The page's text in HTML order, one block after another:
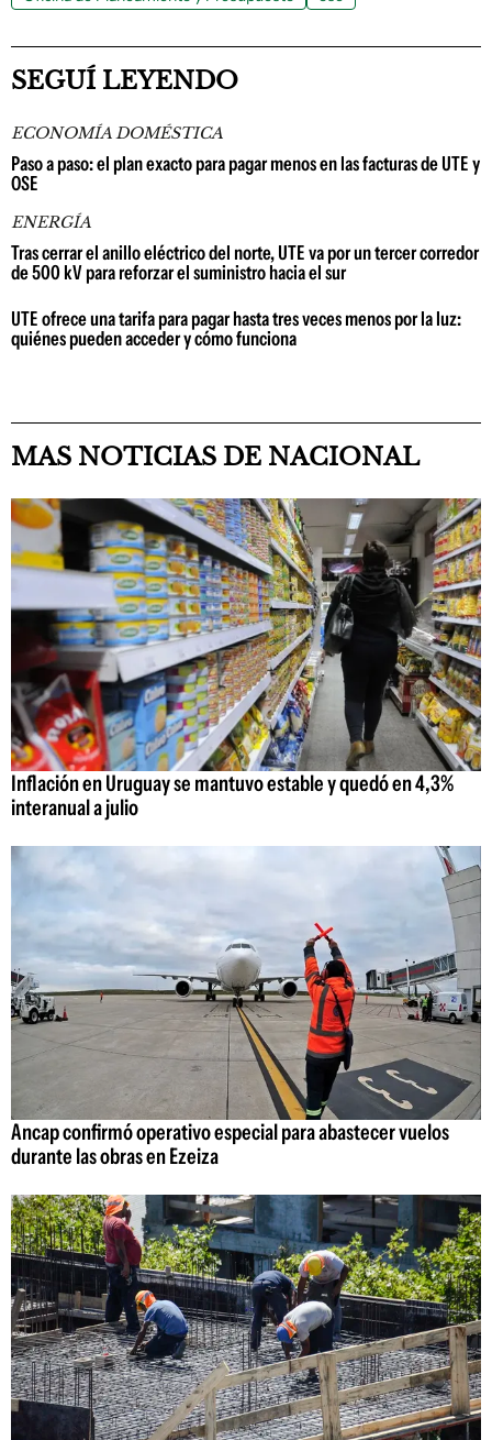
SEGUÍ LEYENDO
ECONOMÍA DOMÉSTICA
Paso a paso: el plan exacto para pagar menos en las facturas de UTE y
OSE
ENERGÍA
Tras cerrar el anillo eléctrico del norte, UTE va por un tercer corredor
de 500 kV para reforzar el suministro hacia el sur
UTE ofrece una tarifa para pagar hasta tres veces menos por la luz:
quiénes pueden acceder y cómo funciona
MAS NOTICIAS DE NACIONAL
Inflación en Uruguay se mantuvo estable y quedó en 4,3%
interanual a julio
Ancap confirmó operativo especial para abastecer vuelos
durante las obras en Ezeiza